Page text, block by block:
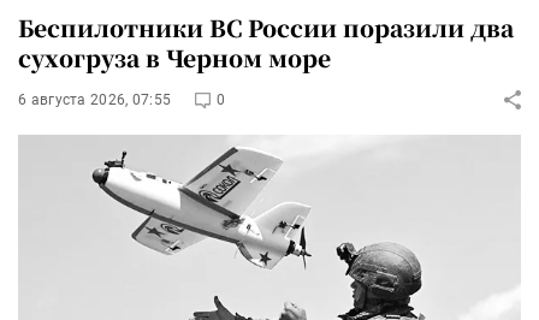
Беспилотники ВС России поразили два
сухогруза в Черном море
6 августа 2026, 07:55 0